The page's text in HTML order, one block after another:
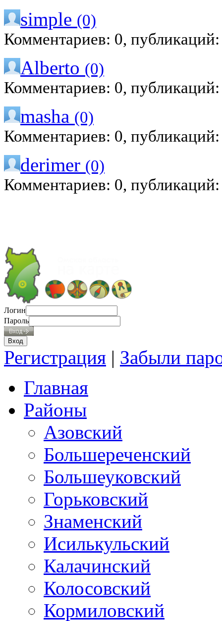
simple (0)
Комментариев: 0,
Alberto (0)
Комментариев: 0,
masha (0)
Комментариев: 0,
derimer (0)
Комментариев: 0,
Логин
Пароль
Регистрация | Забыли
Главная
Районы
Азовский
Большереченский
Большеуковский
Горьковский
Знаменский
Исилькульский
Калачинский
Колосовский
Кормиловский